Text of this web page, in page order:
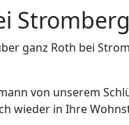
ganz Roth bei
von unserem
wieder in Ihre